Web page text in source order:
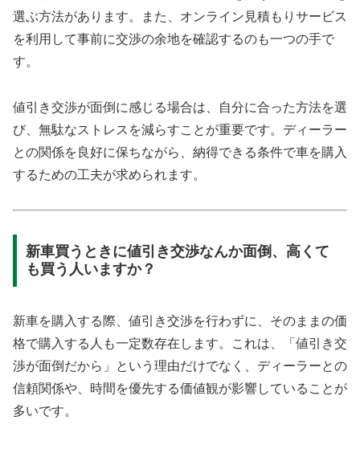
選ぶ方法があります。また、オンライン見積もりサービス
を利用して事前に交渉の余地を確認するのも一つの手で
す。
値引き交渉が面倒に感じる場合は、自分に合った方法を選
び、無駄なストレスを減らすことが重要です。ディーラー
との関係を良好に保ちながら、納得できる条件で車を購入
するための工夫が求められます。
新車買うときに値引き交渉なんか面倒、高くて
も買う人いますか？
新車を購入する際、値引き交渉を行わずに、そのままの価
格で購入する人も一定数存在します。これは、「値引き交
渉が面倒だから」という理由だけでなく、ディーラーとの
信頼関係や、時間を優先する価値観が影響していることが
多いです。